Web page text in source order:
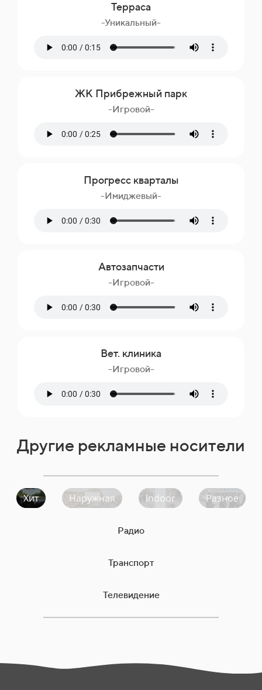
Терраса
-Уникальный-
ЖК Прибрежный парк
-Игровой-
Прогресс кварталы
-Имиджевый-
Автозапчасти
-Игровой-
Вет. клиника
-Игровой-
Другие рекламные носители
Хит Наружная Indoor Разное
Радио
Транспорт
Телевидение